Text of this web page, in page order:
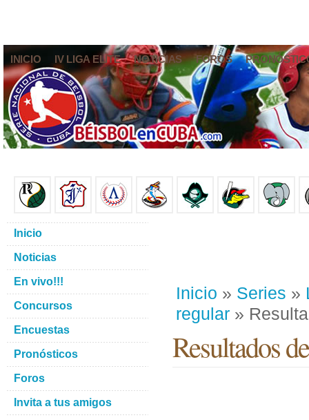
INICIO IV LIGA ELITE NOTICIAS FOROS
Inicio » Series »
regular »
Resultados
Inicio
Noticias
En vivo!!!
Concursos
Encuestas
Pronósticos
Foros
Invita a tus amigos